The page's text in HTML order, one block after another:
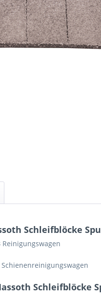
Schleifblöcke
Schleifblöcke